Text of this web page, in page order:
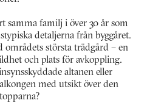
samma familj i över 30 år som
detaljerna från byggåret.
områdets största trädgård – en
och plats för avkoppling.
altanen eller
med utsikt över den